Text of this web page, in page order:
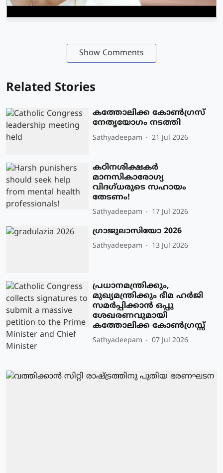
Show Comments
Related Stories
കത്തോലിക്ക കോൺഗ്രസ്
നേതൃയോഗം നടത്തി
Sathyadeepam 21 Jul 2026
കഠിനശിക്ഷകർ
മാനസികാരോഗ്യ
വിദഗ്ധരുടെ സഹായം
തേടണം!
Sathyadeepam 17 Jul 2026
ഗ്രാജുലാസിയോ 2026
Sathyadeepam 13 Jul 2026
പ്രധാനമന്ത്രിക്കും,
മുഖ്യമന്ത്രിക്കും ഭീമ ഹർജി
സമർപ്പിക്കാൻ ഒപ്പു
ശേഖരണവുമായി
കത്തോലിക്ക കോൺഗ്രസ്സ്
Sathyadeepam 07 Jul 2026